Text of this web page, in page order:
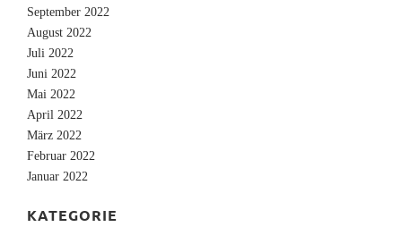
September 2022
August 2022
Juli 2022
Juni 2022
Mai 2022
April 2022
März 2022
Februar 2022
Januar 2022
KATEGORIE